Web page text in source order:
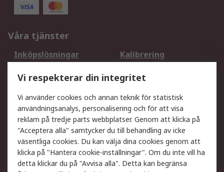
Våra tjänster
Inköpslösningar
Kalibrering
DesignSpark
Teknisk Support
Ditt lokala säljteam
Exportlösningar
Support
Få hjälp
Retur av varor
Leverans
Spåra din order
Begär en fakturakopi
Fördelar med RS-konto
Vi respekterar din integritet
Vi använder cookies och annan teknik för statistisk
användningsanalys, personalisering och för att visa
reklam på tredje parts webbplatser. Genom att klicka på
"Acceptera alla" samtycker du till behandling av icke
väsentliga cookies. Du kan välja dina cookies genom att
klicka på "Hantera cookie-inställningar". Om du inte vill ha
detta klickar du på "Avvisa alla". Detta kan begränsa